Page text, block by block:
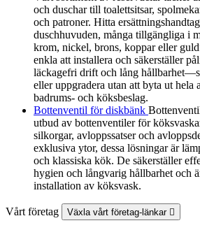
och duschar till toalettsitsar,
och patroner. Hitta
duschhuvuden, många tillgängliga i
krom, nickel, brons, koppar eller
enkla att installera och säkerställer
läckagefri drift och lång
eller uppgradera utan att byta ut hela
badrums- och köksbeslag.
Bottenventil för diskbänk
utbud av bottenventiler för
silkorgar, avloppssatser och
exklusiva ytor, dessa lösningar är
och klassiska kök. De säkerställer
hygien och långvarig hållbarhet och
installation av köksvask.
Vårt företag Växla vårt företag-länkar 